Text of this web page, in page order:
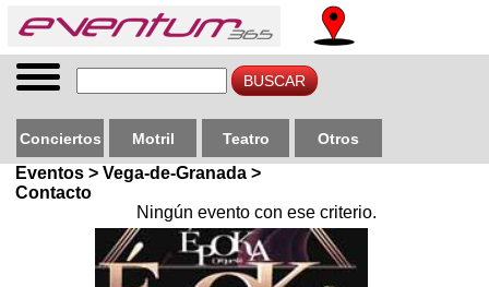
Conciertos Motril Teatro Otros
Eventos > Vega-de-Granada >
Contacto
Ningún evento con ese criterio.